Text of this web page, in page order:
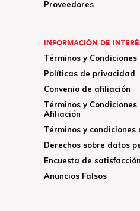
Proveedores
INFORMACIÓN DE
Términos y Condiciones
Políticas de privacidad
Convenio de afiliación
Términos y Condiciones
Afiliación
Términos y
Derechos sobre datos
Encuesta de satisfacción
Anuncios Falsos